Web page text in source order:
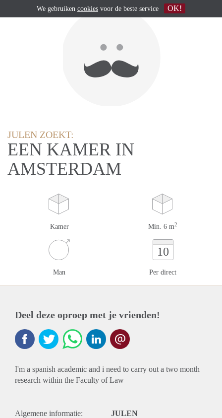
JULEN ZOEKT:
EEN KAMER IN
AMSTERDAM
Kamer Min. 6 m2
Man
10
Per direct
Deel deze oproep met je vrienden!
I'm a spanish academic and i need to carry out a two month
research within the Faculty of Law
Algemene informatie: JULEN
We gebruiken cookies voor de beste service OK!